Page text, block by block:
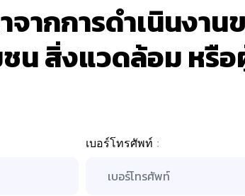
ากการดำเนินงาน
น สิ่งแวดล้อม หรือ
เบอร์โทรศัพท์ :